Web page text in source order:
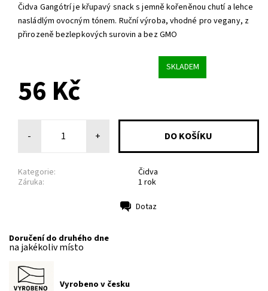
Čidva Gangótrí je křupavý snack s jemně kořeněnou chutí a lehce
nasládlým ovocným tónem. Ruční výroba, vhodné pro vegany, z
přirozeně bezlepkových surovin a bez GMO
SKLADEM
56 Kč
- +
Kategorie:
Čidva
Záruka:
1 rok
Dotaz
Doručení do druhého dne
na jakékoliv místo
Vyrobeno v česku